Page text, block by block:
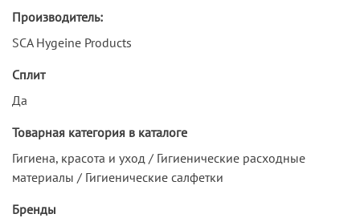
Производитель:
SCA Hygeine Products
Сплит
Да
Товарная категория в каталоге
Гигиена, красота и уход / Гигиенические расходные
материалы / Гигиенические салфетки
Бренды